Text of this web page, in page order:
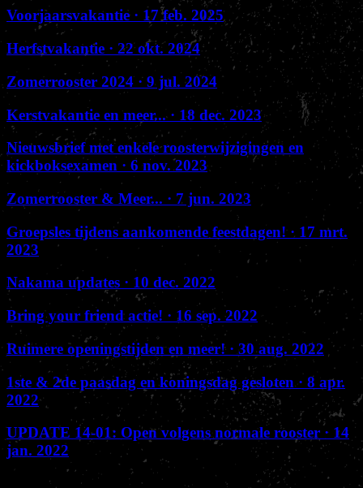
Voorjaarsvakantie · 17 feb. 2025
Herfstvakantie · 22 okt. 2024
Zomerrooster 2024 · 9 jul. 2024
Kerstvakantie en meer... · 18 dec. 2023
Nieuwsbrief met enkele roosterwijzigingen en
kickboksexamen · 6 nov. 2023
Zomerrooster & Meer... · 7 jun. 2023
Groepsles tijdens aankomende feestdagen! · 17 mrt.
2023
Nakama updates · 10 dec. 2022
Bring your friend actie! · 16 sep. 2022
Ruimere openingstijden en meer! · 30 aug. 2022
1ste & 2de paasdag en koningsdag gesloten· 8 apr.
2022
UPDATE 14-01: Open volgens normale rooster · 14
jan. 2022